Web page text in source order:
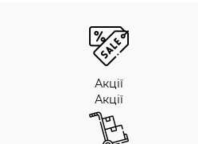
Акції
Акції